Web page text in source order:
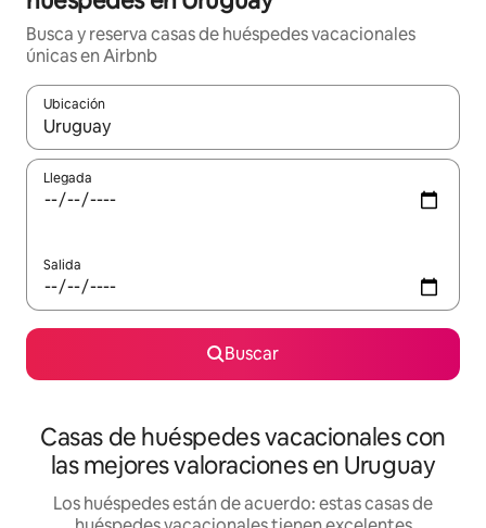
Busca y reserva casas de huéspedes vacacionales
únicas en Airbnb
Ubicación
Cuando los resultados estén disponibles, navega con las
Llegada
Salida
Buscar
Casas de huéspedes vacacionales con
las mejores valoraciones en Uruguay
Los huéspedes están de acuerdo: estas casas de